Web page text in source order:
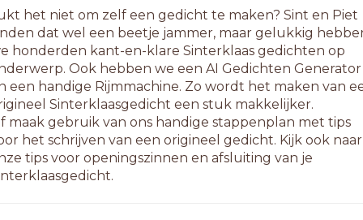
het niet om zelf een gedicht te maken? Sint en Piet
dat wel een beetje jammer, maar gelukkig
honderden kant-en-klare Sinterklaas gedichten op
Ook hebben we een AI Gedichten Generator
een handige Rijmmachine. Zo wordt het maken van
Sinterklaasgedicht een stuk makkelijker.
maak gebruik van ons handige stappenplan met tips
het schrijven van een origineel gedicht. Kijk ook naar
tips voor openingszinnen en afsluiting van je